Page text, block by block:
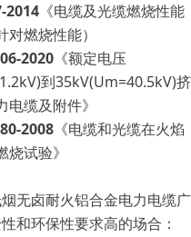
2014 《电缆及光缆燃烧性能
对燃烧性能）
2020 《额定电压
到35kV(Um=40.5kV)挤
电缆及附件》
2008 《电缆和光缆在火焰
烧试验》
烟无卤耐火铝合金电力电缆广
和环保性要求高的场合：